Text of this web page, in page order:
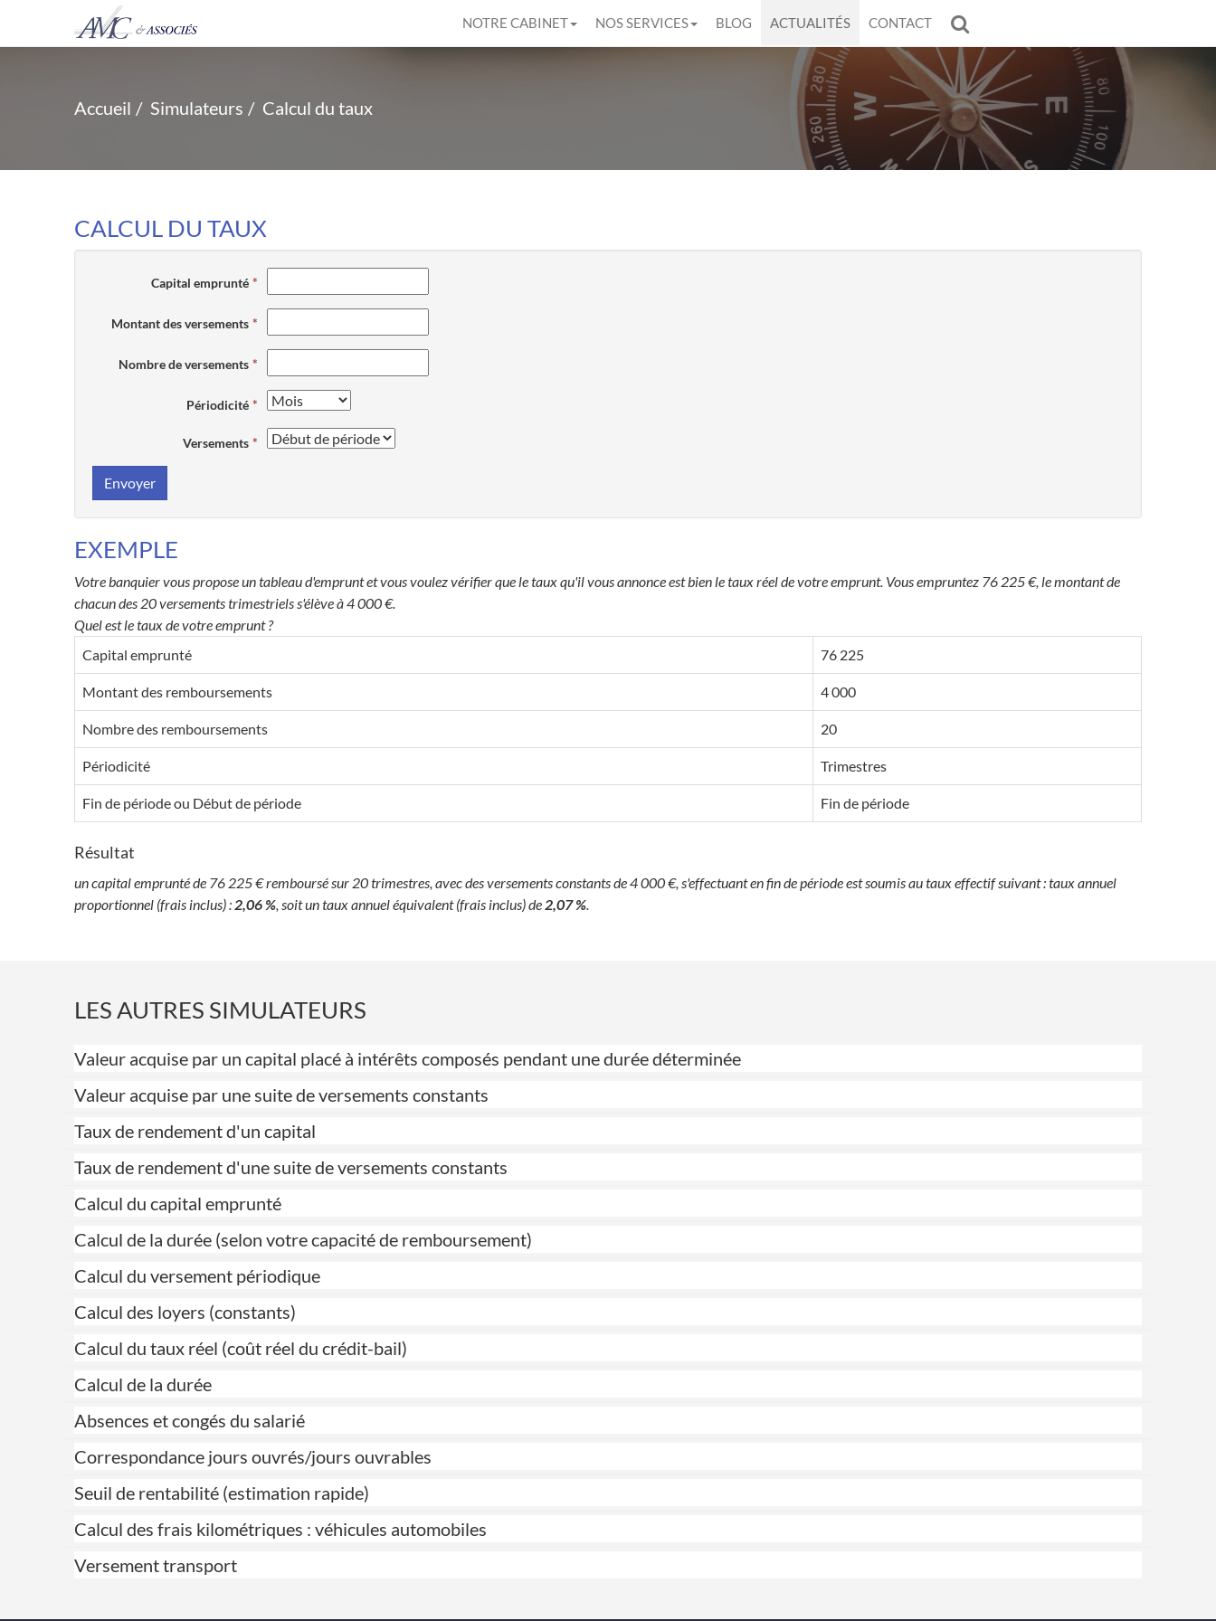
NOTRE CABINET NOS SERVICES BLOG ACTUALITÉS CONTACT
Accueil Simulateurs Calcul du taux
CALCUL DU TAUX
Capital emprunté
Montant des versements
Nombre de versements
Périodicité
Versements
Envoyer
EXEMPLE
Votre banquier vous propose un tableau d'emprunt et vous voulez vérifier que le taux qu'il vous annonce est bien le taux réel de votre emprunt. Vous empruntez 76 225 €, le montant de
chacun des 20 versements trimestriels s'élève à 4 000 €.
Quel est le taux de votre emprunt ?
Capital emprunté
76 225
Montant des remboursements 4 000
Nombre des remboursements 20
Périodicité Trimestres
Fin de période ou Début de période Fin de période
Résultat
un capital emprunté de 76 225 € remboursé sur 20 trimestres, avec des versements constants de 4 000 €, s'effectuant en fin de période est soumis au taux effectif suivant : taux annuel
proportionnel (frais inclus) :2,06 %, soit un taux annuel équivalent (frais inclus) de2,07 %.
LES AUTRES SIMULATEURS
Valeur acquise par un capital placé à intérêts composés pendant une durée déterminée
Valeur acquise par une suite de versements constants
Taux de rendement d'un capital
Taux de rendement d'une suite de versements constants
Calcul du capital emprunté
Calcul de la durée (selon votre capacité de remboursement)
Calcul du versement périodique
Calcul des loyers (constants)
Calcul du taux réel (coût réel du crédit-bail)
Calcul de la durée
Absences et congés du salarié
Correspondance jours ouvrés/jours ouvrables
Seuil de rentabilité (estimation rapide)
Calcul des frais kilométriques : véhicules automobiles
Versement transport